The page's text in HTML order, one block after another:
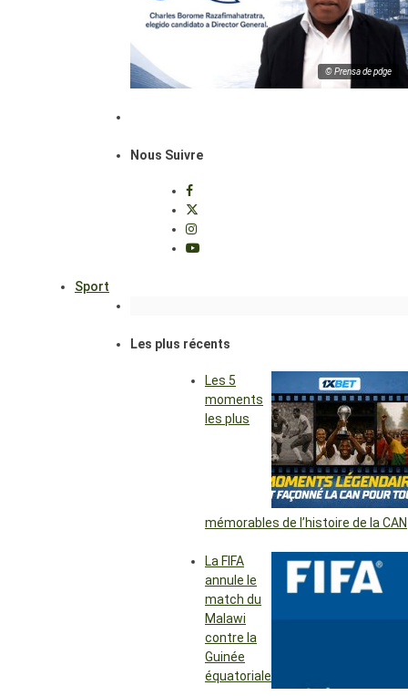
© Prensa de pdge
Nous Suivre
Sport
Les plus récents
Les 5
moments
les plus
mémorables de l’histoire de la CAN
La FIFA
annule le
match du
Malawi
contre la
Guinée
équatoriale